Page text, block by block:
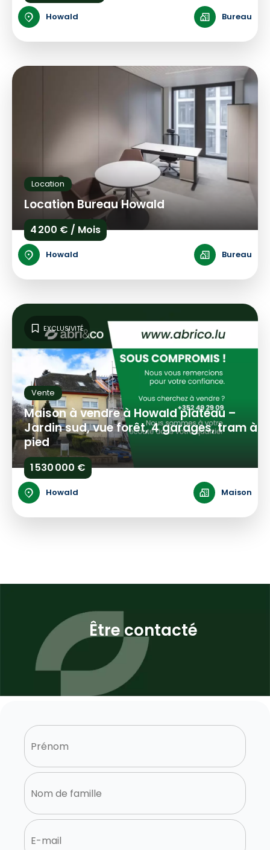
Howald Bureau
Location
Location Bureau Howald
4 200 € / Mois
Howald Bureau
Vente
Maison à vendre à Howald plateau –
Jardin sud, vue forêt, 4 garages, tram à
pied
1 530 000 €
Howald Maison
EXCLUSIVITÉ
Être contacté